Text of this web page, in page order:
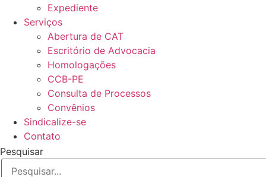
Expediente
Serviços
Abertura de CAT
Escritório de Advocacia
Homologações
CCB-PE
Consulta de Processos
Convênios
Sindicalize-se
Contato
Pesquisar